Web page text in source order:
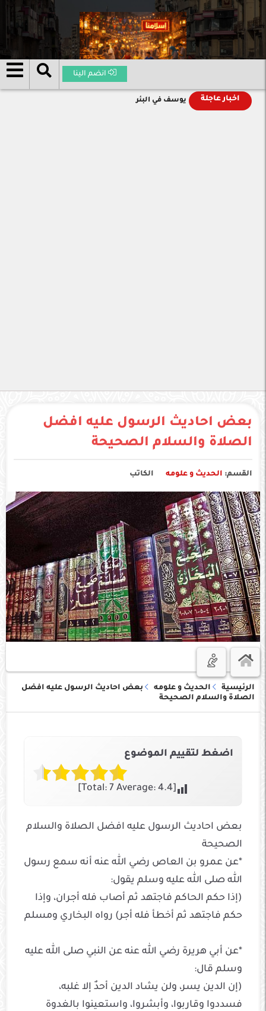
انضم الينا
اخبار عاجلة يوسف في البئر
بعض احاديث الرسول عليه افضل
الصلاة والسلام الصحيحة
القسم: الحديث و علومه الكاتب
الرئيسية الحديث و علومه
بعض احاديث الرسول عليه افضل
الصلاة والسلام الصحيحة
اضغط لتقييم الموضوع
[Total:
7 Average: 4.4
]
بعض احاديث الرسول عليه افضل الصلاة والسلام
الصحيحة
*عن عمرو بن العاص رضي الله عنه أنه سمع رسول
الله صلى الله عليه وسلم يقول:
(إذا حكم الحاكم فاجتهد ثم أصاب فله أجران، وإذا
حكم فاجتهد ثم أخطأ فله أجر) رواه البخاري ومسلم
*عن أبي هريرة رضي الله عنه عن النبي صلى الله عليه
وسلم قال:
(إن الدين يسر، ولن يشاد الدين أحدٌ إلا غلبه،
فسددوا وقاربوا، وأبشروا، واستعينوا بالغدوة